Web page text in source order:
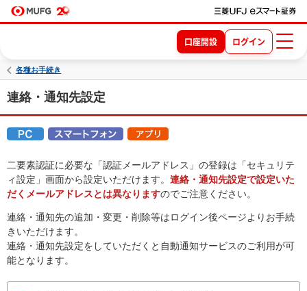
口座開設 ログイン
各種お手続き
連絡・通知先設定
二要素認証に必要な「認証メールアドレス」の登録は「セキュリテ
ィ設定」画面から設定いただけます。 連絡・通知先設定で設定いた
だくメールアドレスとは異なりますのでご注意ください。
連絡・通知先の追加・変更・削除等はログイン後ページよりお手続
きいただけます。
連絡・通知先設定をしていただくと自動通知サービスのご利用が可
能となります。